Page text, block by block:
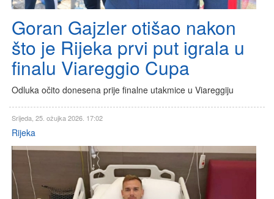
Goran Gajzler otišao nakon
što je Rijeka prvi put igrala u
finalu Viareggio Cupa
Odluka očito donesena prije finalne utakmice u Viareggiju
Srijeda, 25. ožujka 2026. 17:02
Rijeka